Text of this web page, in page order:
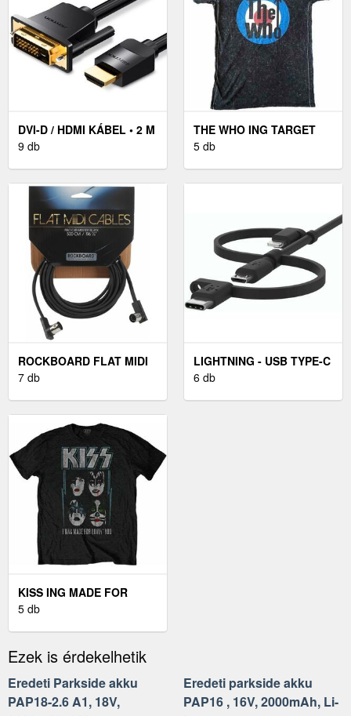
DVI-D / HDMI KÁBEL • 2 M
9 db
THE WHO ING TARGET
LOGO UNISEX BLACK M
5 db
ROCKBOARD FLAT MIDI
CABLE - 5 M BLACK
7 db
LIGHTNING - USB TYPE-C
ADAPTER - FEKETE
6 db
KISS ING MADE FOR
LOVIN' YOU UNISEX
5 db
Ezek is érdekelhetik
Eredeti Parkside akku
PAP18-2.6 A1, 18V,
Eredeti parkside akku
PAP16 , 16V, 2000mAh, Li-